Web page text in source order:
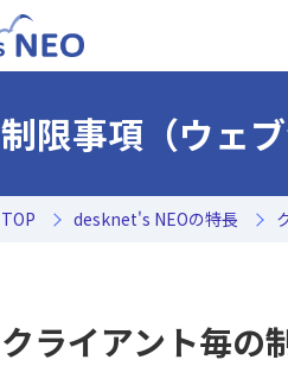
制限事項（ウェブ
TOP desknet's NEOの特長
クライアント毎の